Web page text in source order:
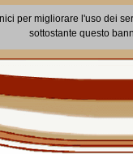
per migliorare l'uso dei
sottostante questo